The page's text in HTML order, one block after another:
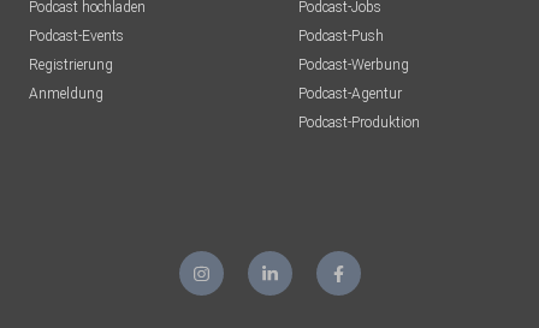
Podcast hochladen
Podcast-Events
Registrierung
Anmeldung
Podcast-Jobs
Podcast-Push
Podcast-Werbung
Podcast-Agentur
Podcast-Produktion